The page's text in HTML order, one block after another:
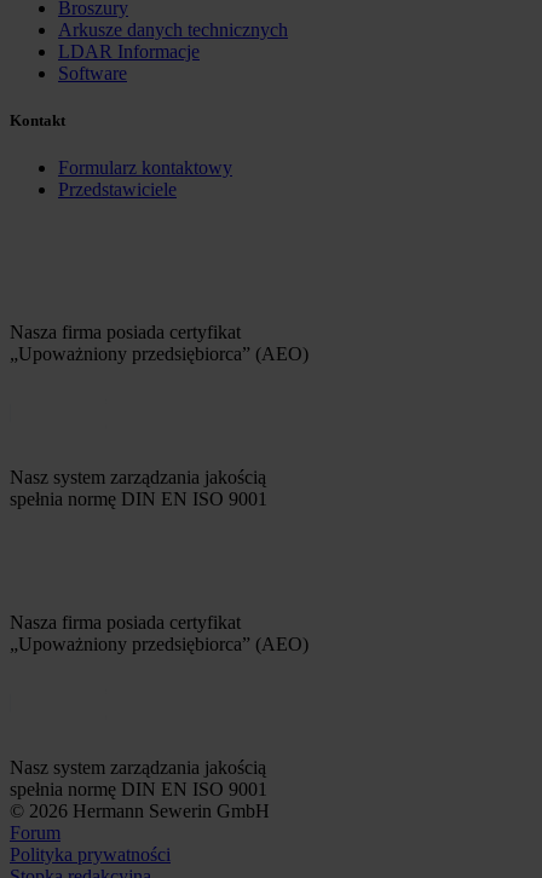
Broszury
Arkusze danych technicznych
LDAR Informacje
Software
Kontakt
Formularz kontaktowy
Przedstawiciele
Nasza firma posiada certyfikat
„Upoważniony przedsiębiorca” (AEO)
Nasz system zarządzania jakością
spełnia normę DIN EN ISO 9001
Nasza firma posiada certyfikat
„Upoważniony przedsiębiorca” (AEO)
Nasz system zarządzania jakością
spełnia normę DIN EN ISO 9001
© 2026 Hermann Sewerin GmbH
Forum
Polityka prywatności